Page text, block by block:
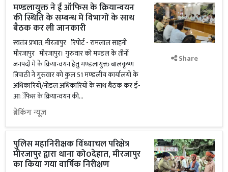
मण्डलायुक्त ने ई ऑफिस के क्रियान्वयन
की स्थिति के सम्बन्ध में विभागों के साथ
बैठक कर ली जानकारी
स्वतंत्र प्रभात, मीरजापुर रिपोर्ट - रामलाल साहनी
मीरजापुर मीरजापुर। गुरुवार को मण्डल केे तीनों
जनपदों मे केे क्रियान्वयन हेतु मण्डलायुक्त बालकृष्ण
त्रिपाठी ने गुरुवार को कुल 51 मण्डलीय कार्यालयों के
अधिकारियों/नोडल अधिकारियों के साथ बैठक कर ई-
आॅफिस के क्रियान्वयन की...
ब्रेकिंग न्यूज़
Share
पुलिस महानिरीक्षक विंध्याचल परिक्षेत्र
मीरजापुर द्वारा थाना को0देहात, मीरजापुर
का किया गया वार्षिक निरीक्षण